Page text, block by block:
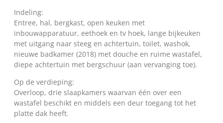
Indeling:
Entree, hal, bergkast, open keuken met
inbouwapparatuur, eethoek en tv hoek, lange bijkeuken
met uitgang naar steeg en achtertuin, toilet, washok,
nieuwe badkamer (2018) met douche en ruime wastafel,
diepe achtertuin met bergschuur (aan vervanging toe).
Op de verdieping:
Overloop, drie slaapkamers waarvan één over een
wastafel beschikt en middels een deur toegang tot het
platte dak heeft.